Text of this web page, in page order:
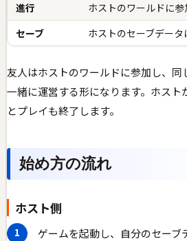
進行
ホストのワールドに
セーブ
ホストのセーブデータ
友人はホストのワールドに参加し、同
一緒に運営する形になります。ホスト
とプレイも終了します。
始め方の流れ
ホスト側
ゲームを起動し、自分のセーブ